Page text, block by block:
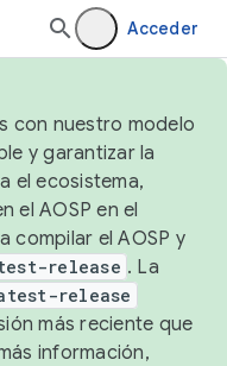
Acceder
con nuestro modelo
y garantizar la
el ecosistema,
el AOSP en el
compilar el AOSP y
release . La
release
más reciente que
información,